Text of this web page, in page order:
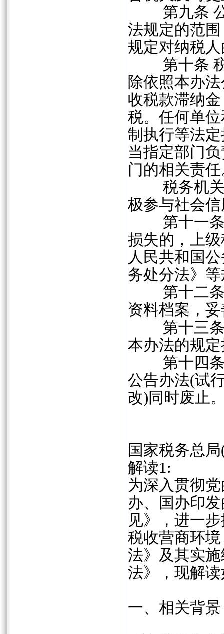
第九条 公
法规定的范
规定对纳税
第十条 税
除依照本办
收税款滞纳
税。任何单
制执行等法
当指定部门
门的相关责
税务机关
极参与社会
第十一条
损失的，上
人民共和国
务处分法》
第十二条
资料档案，
第十三条
本办法的规
第十四条
公告办法(试
改)同时废止
国家税务总
解读1:
为深入贯彻
办、国办印
见》，进一
税收营商环
法》及其实
法》，现解
一、相关背景